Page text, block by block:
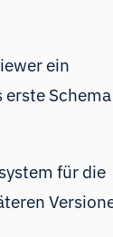
ein
für die